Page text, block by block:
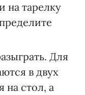
на тарелку
Для
в двух
на стол, а